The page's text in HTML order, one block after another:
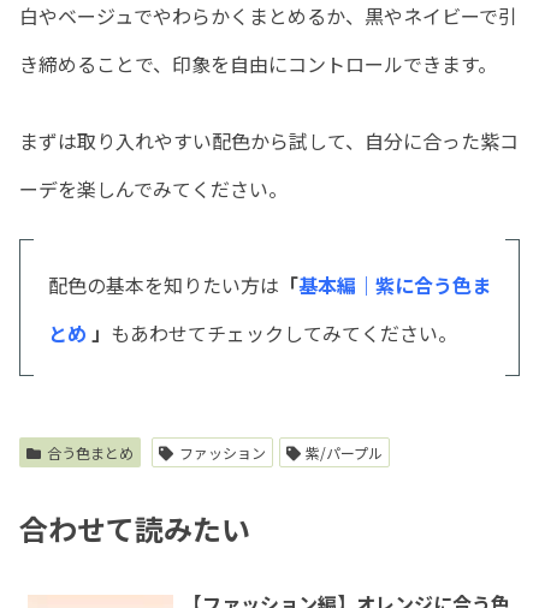
白やベージュでやわらかくまとめるか、黒やネイビーで引
き締めることで、印象を自由にコントロールできます。
まずは取り入れやすい配色から試して、自分に合った紫コ
ーデを楽しんでみてください。
配色の基本を知りたい方は 「基本編｜紫に合う色ま
とめ 」 もあわせてチェックしてみてください。
合う色まとめ ファッション 紫/パープル
合わせて読みたい